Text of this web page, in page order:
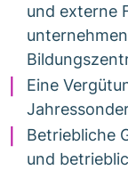
und externe
Eine
Betriebliche
und